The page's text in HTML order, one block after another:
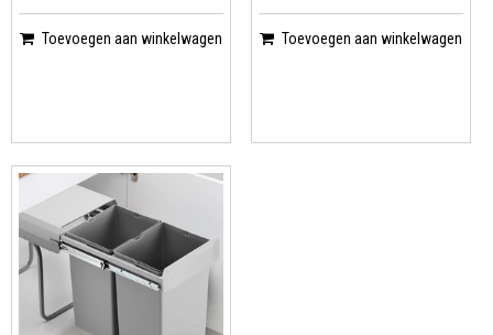
Toevoegen aan winkelwagen Toevoegen aan winkelwagen